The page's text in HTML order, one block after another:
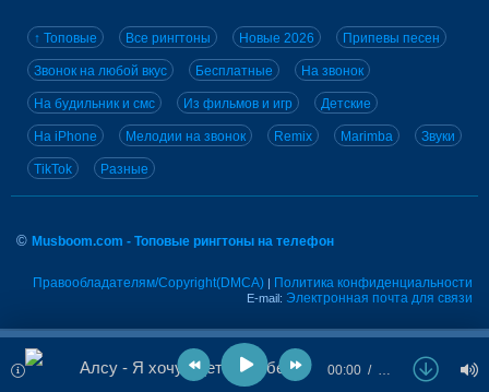
↑ Топовые Все рингтоны Новые 2026 Припевы песен
Звонок на любой вкус Бесплатные На звонок
На будильник и смс Из фильмов и игр Детские
На iPhone Мелодии на звонок Remix Marimba Звуки
TikTok Разные
© Musboom.com - Топовые рингтоны на телефон
Правообладателям/Copyright(DMCA) | Политика конфиденциальности
E-mail: Электронная почта для связи
Алсу - Я хочу одеться в белое 00:00 …